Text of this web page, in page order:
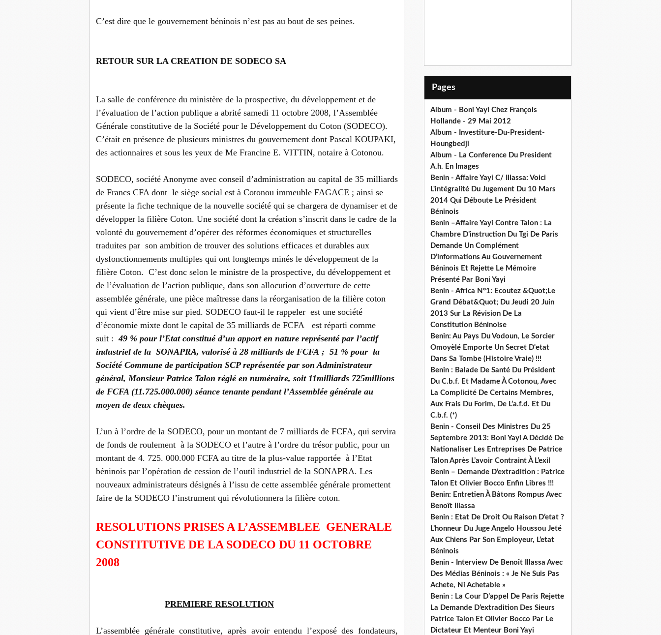
C’est dire que le gouvernement béninois n’est pas au bout de ses peines.
RETOUR SUR LA CREATION DE SODECO SA
La salle de conférence du ministère de la prospective, du développement et de
l’évaluation de l’action publique a abrité samedi 11 octobre 2008, l’Assemblée
Générale constitutive de la Société pour le Développement du Coton (SODECO).
C’était en présence de plusieurs ministres du gouvernement dont Pascal KOUPAKI,
des actionnaires et sous les yeux de Me Francine E. VITTIN, notaire à Cotonou.
SODECO, société Anonyme avec conseil d’administration au capital de 35 milliards
de Francs CFA dont le siège social est à Cotonou immeuble FAGACE ; ainsi se
présente la fiche technique de la nouvelle société qui se chargera de dynamiser et de
développer la filière Coton. Une société dont la création s’inscrit dans le cadre de la
volonté du gouvernement d’opérer des réformes économiques et structurelles
traduites par son ambition de trouver des solutions efficaces et durables aux
dysfonctionnements multiples qui ont longtemps minés le développement de la
filière Coton. C’est donc selon le ministre de la prospective, du développement et
de l’évaluation de l’action publique, dans son allocution d’ouverture de cette
assemblée générale, une pièce maîtresse dans la réorganisation de la filière coton
qui vient d’être mise sur pied. SODECO faut-il le rappeler est une société
d’économie mixte dont le capital de 35 milliards de FCFA est réparti comme
suit :49 % pour l’Etat constitué d’un apport en nature représenté par l’actif
industriel de la SONAPRA, valorisé à 28 milliards de FCFA ; 51 % pour la
Société Commune de participation SCP représentée par son Administrateur
général, Monsieur Patrice Talon réglé en numéraire, soit 11milliards 725millions
de FCFA (11.725.000.000) séance tenante pendant l’Assemblée générale au
moyen de deux chèques.
L’un à l’ordre de la SODECO, pour un montant de 7 milliards de FCFA, qui servira
de fonds de roulement à la SODECO et l’autre à l’ordre du trésor public, pour un
montant de 4. 725. 000.000 FCFA au titre de la plus-value rapportée à l’Etat
béninois par l’opération de cession de l’outil industriel de la SONAPRA. Les
nouveaux administrateurs désignés à l’issu de cette assemblée générale promettent
faire de la SODECO l’instrument qui révolutionnera la filière coton.
RESOLUTIONS PRISES A L’ASSEMBLEE GENERALE
CONSTITUTIVE DE LA SODECO DU 11 OCTOBRE
2008
PREMIERE RESOLUTION
L’assemblée générale constitutive, après avoir entendu l’exposé des fondateurs,
Pages
Album - Boni Yayi Chez François
Hollande - 29 Mai 2012
Album - Investiture-Du-President-
Houngbedji
Album - La Conference Du President
A.h. En Images
Benin - Affaire Yayi C/ Illassa: Voici
L'intégralité Du Jugement Du 10 Mars
2014 Qui Déboute Le Président
Béninois
Benin –Affaire Yayi Contre Talon : La
Chambre D’instruction Du Tgi De Paris
Demande Un Complément
D’informations Au Gouvernement
Béninois Et Rejette Le Mémoire
Présenté Par Boni Yayi
Benin - Africa N°1: Ecoutez &Quot;Le
Grand Débat&Quot; Du Jeudi 20 Juin
2013 Sur La Révision De La
Constitution Béninoise
Benin: Au Pays Du Vodoun, Le Sorcier
Omoyèlé Emporte Un Secret D'etat
Dans Sa Tombe (Histoire Vraie) !!!
Benin : Balade De Santé Du Président
Du C.b.f. Et Madame À Cotonou, Avec
La Complicité De Certains Membres,
Aux Frais Du Forim, De L’a.f.d. Et Du
C.b.f. (*)
Benin - Conseil Des Ministres Du 25
Septembre 2013: Boni Yayi A Décidé De
Nationaliser Les Entreprises De Patrice
Talon Après L’avoir Contraint À L’exil
Benin – Demande D’extradition : Patrice
Talon Et Olivier Bocco Enfin Libres !!!
Benin: Entretien À Bâtons Rompus Avec
Benoît Illassa
Benin : Etat De Droit Ou Raison D’etat ?
L’honneur Du Juge Angelo Houssou Jeté
Aux Chiens Par Son Employeur, L’etat
Béninois
Benin - Interview De Benoît Illassa Avec
Des Médias Béninois : « Je Ne Suis Pas
Achete, Ni Achetable »
Benin : La Cour D’appel De Paris Rejette
La Demande D’extradition Des Sieurs
Patrice Talon Et Olivier Bocco Par Le
Dictateur Et Menteur Boni Yayi